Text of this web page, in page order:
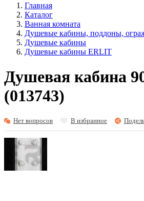
Главная
Каталог
Ванная комната
Душевые кабины, поддоны,
Душевые кабины
Душевые кабины ERLIT
Душевая кабина
(013743)
Нет вопросов В избранное